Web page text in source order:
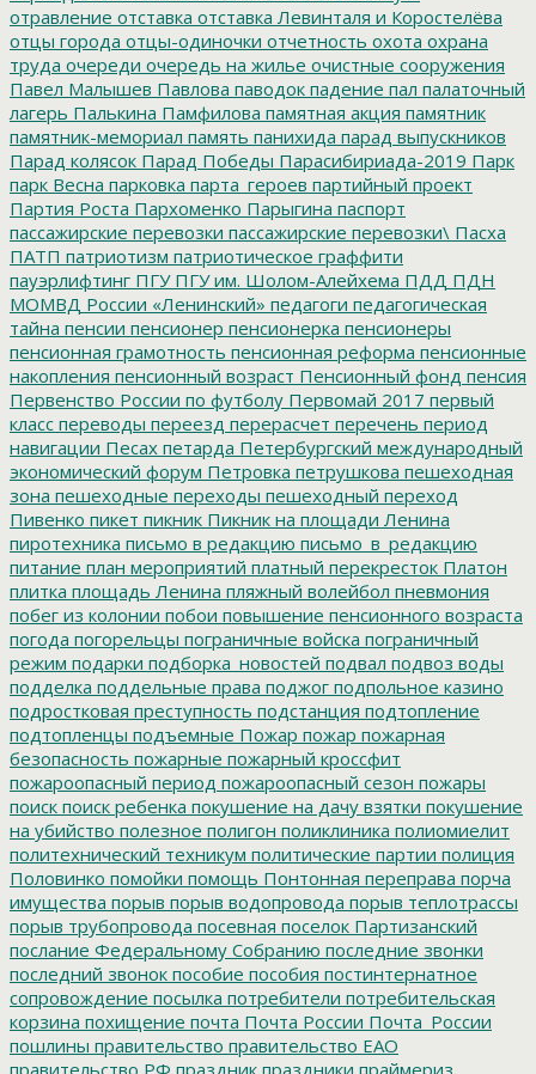
отравление отставка отставка Левинталя и Коростелёва
отцы города отцы-одиночки отчетность охота охрана
труда очереди очередь на жилье очистные сооружения
Павел Малышев Павлова паводок падение пал палаточный
лагерь Палькина Памфилова памятная акция памятник
памятник-мемориал память панихида парад выпускников
Парад колясок Парад Победы Парасибириада-2019 Парк
парк Весна парковка парта_героев партийный проект
Партия Роста Пархоменко Парыгина паспорт
пассажирские перевозки пассажирские перевозки\ Пасха
ПАТП патриотизм патриотическое граффити
пауэрлифтинг ПГУПГУ им. Шолом-Алейхема ПДД ПДН
МОМВД России «Ленинский» педагоги педагогическая
тайна пенсии пенсионер пенсионерка пенсионеры
пенсионная грамотность пенсионная реформа пенсионные
накопления пенсионный возраст Пенсионный фонд пенсия
Первенство России по футболу Первомай 2017 первый
класс переводы переезд перерасчет перечень период
навигации Песах петарда Петербургский международный
экономический форум Петровка петрушкова пешеходная
зона пешеходные переходы пешеходный переход
Пивенко пикет пикник Пикник на площади Ленина
пиротехника письмо в редакцию письмо_в_редакцию
питание план мероприятий платный перекресток Платон
плитка площадь Ленина пляжный волейбол пневмония
побег из колонии побои повышение пенсионного возраста
погода погорельцы пограничные войска пограничный
режим подарки подборка_новостей подвал подвоз воды
подделка поддельные права поджог подпольное казино
подростковая преступность подстанция подтопление
подтопленцы подъемные Пожар пожар пожарная
безопасность пожарные пожарный кроссфит
пожароопасный период пожароопасный сезон пожары
поиск поиск ребенка покушение на дачу взятки покушение
на убийство полезное полигон поликлиника полиомиелит
политехнический техникум политические партии полиция
Половинко помойки помощь Понтонная переправа порча
имущества порыв порыв водопровода порыв теплотрассы
порыв трубопровода посевная поселок Партизанский
послание Федеральному Собранию последние звонки
последний звонок пособие пособия постинтернатное
сопровождение посылка потребители потребительская
корзина похищение почта Почта России Почта_России
пошлины правительство правительство ЕАО
правительство РФ праздник праздники праймериз